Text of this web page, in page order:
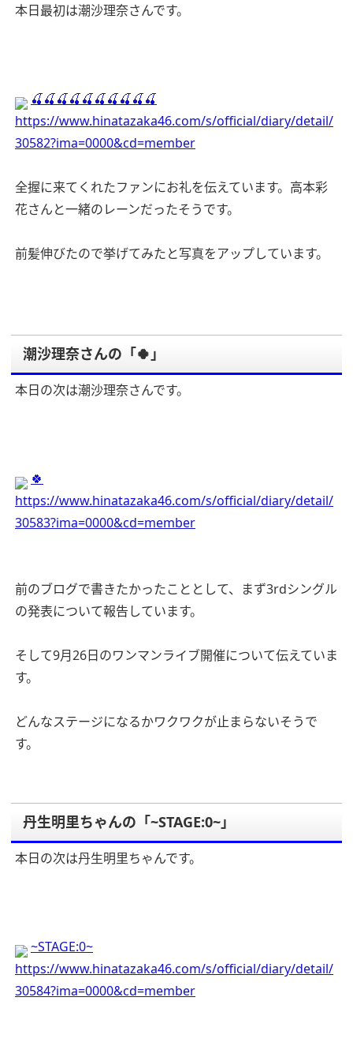
本日最初は潮沙理奈さんです。
🍒🍒🍒🍒🍒🍒🍒🍒🍒🍒
https://www.hinatazaka46.com/s/official/diary/detail/
30582?ima=0000&cd=member
全握に来てくれたファンにお礼を伝えています。高本彩
花さんと一緒のレーンだったそうです。
前髪伸びたので挙げてみたと写真をアップしています。
潮沙理奈さんの「🍀」
本日の次は潮沙理奈さんです。
🍀
https://www.hinatazaka46.com/s/official/diary/detail/
30583?ima=0000&cd=member
前のブログで書きたかったこととして、まず3rdシングル
の発表について報告しています。
そして9月26日のワンマンライブ開催について伝えていま
す。
どんなステージになるかワクワクが止まらないそうで
す。
丹生明里ちゃんの「~STAGE:0~」
本日の次は丹生明里ちゃんです。
~STAGE:0~
https://www.hinatazaka46.com/s/official/diary/detail/
30584?ima=0000&cd=member